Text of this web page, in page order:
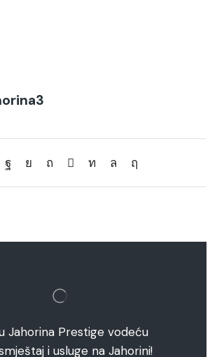
Jahorina Prestige vodeću
i usluge na Jahorini!